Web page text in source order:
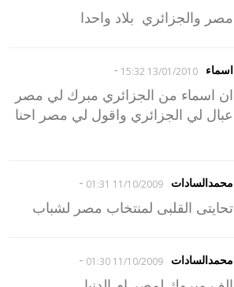
مصر والجزائري بلاد واحدا
اسماء 13/01/2010 15:32
-
ان اسماء من الجزائري مبرك لي مصر
عبال لي الجزائري واقول لي مصر احنا
محمدالسادات 11/10/2009 01:31
-
تحايتى القلبى لمنتخاب مصر لشباب
محمدالسادات 11/10/2009 01:30
-